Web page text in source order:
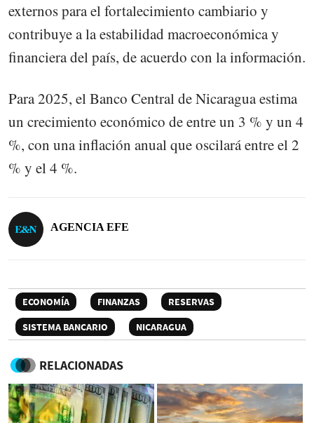
externos para el fortalecimiento cambiario y
contribuye a la estabilidad macroeconómica y
financiera del país, de acuerdo con la información.
Para 2025, el Banco Central de Nicaragua estima
un crecimiento económico de entre un 3 % y un 4
%, con una inflación anual que oscilará entre el 2
% y el 4 %.
AGENCIA EFE
ECONOMÍA FINANZAS
RESERVAS
SISTEMA BANCARIO
NICARAGUA
RELACIONADAS